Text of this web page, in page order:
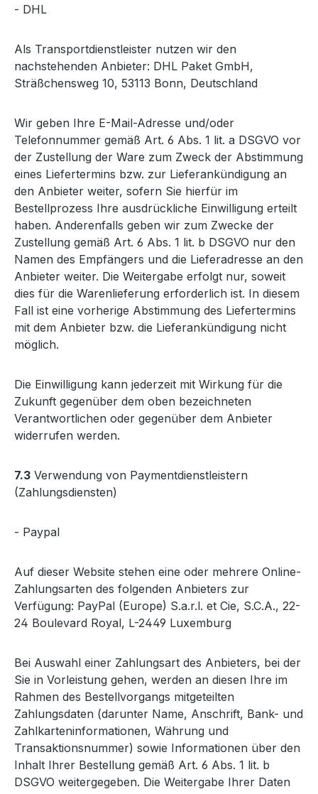
- DHL
Als Transportdienstleister nutzen wir den
nachstehenden Anbieter: DHL Paket GmbH,
Sträßchensweg 10, 53113 Bonn, Deutschland
Wir geben Ihre E-Mail-Adresse und/oder
Telefonnummer gemäß Art. 6 Abs. 1 lit. a DSGVO vor
der Zustellung der Ware zum Zweck der Abstimmung
eines Liefertermins bzw. zur Lieferankündigung an
den Anbieter weiter, sofern Sie hierfür im
Bestellprozess Ihre ausdrückliche Einwilligung erteilt
haben. Anderenfalls geben wir zum Zwecke der
Zustellung gemäß Art. 6 Abs. 1 lit. b DSGVO nur den
Namen des Empfängers und die Lieferadresse an den
Anbieter weiter. Die Weitergabe erfolgt nur, soweit
dies für die Warenlieferung erforderlich ist. In diesem
Fall ist eine vorherige Abstimmung des Liefertermins
mit dem Anbieter bzw. die Lieferankündigung nicht
möglich.
Die Einwilligung kann jederzeit mit Wirkung für die
Zukunft gegenüber dem oben bezeichneten
Verantwortlichen oder gegenüber dem Anbieter
widerrufen werden.
7.3 Verwendung von Paymentdienstleistern
(Zahlungsdiensten)
- Paypal
Auf dieser Website stehen eine oder mehrere Online-
Zahlungsarten des folgenden Anbieters zur
Verfügung: PayPal (Europe) S.a.r.l. et Cie, S.C.A., 22-
24 Boulevard Royal, L-2449 Luxemburg
Bei Auswahl einer Zahlungsart des Anbieters, bei der
Sie in Vorleistung gehen, werden an diesen Ihre im
Rahmen des Bestellvorgangs mitgeteilten
Zahlungsdaten (darunter Name, Anschrift, Bank- und
Zahlkarteninformationen, Währung und
Transaktionsnummer) sowie Informationen über den
Inhalt Ihrer Bestellung gemäß Art. 6 Abs. 1 lit. b
DSGVO weitergegeben. Die Weitergabe Ihrer Daten